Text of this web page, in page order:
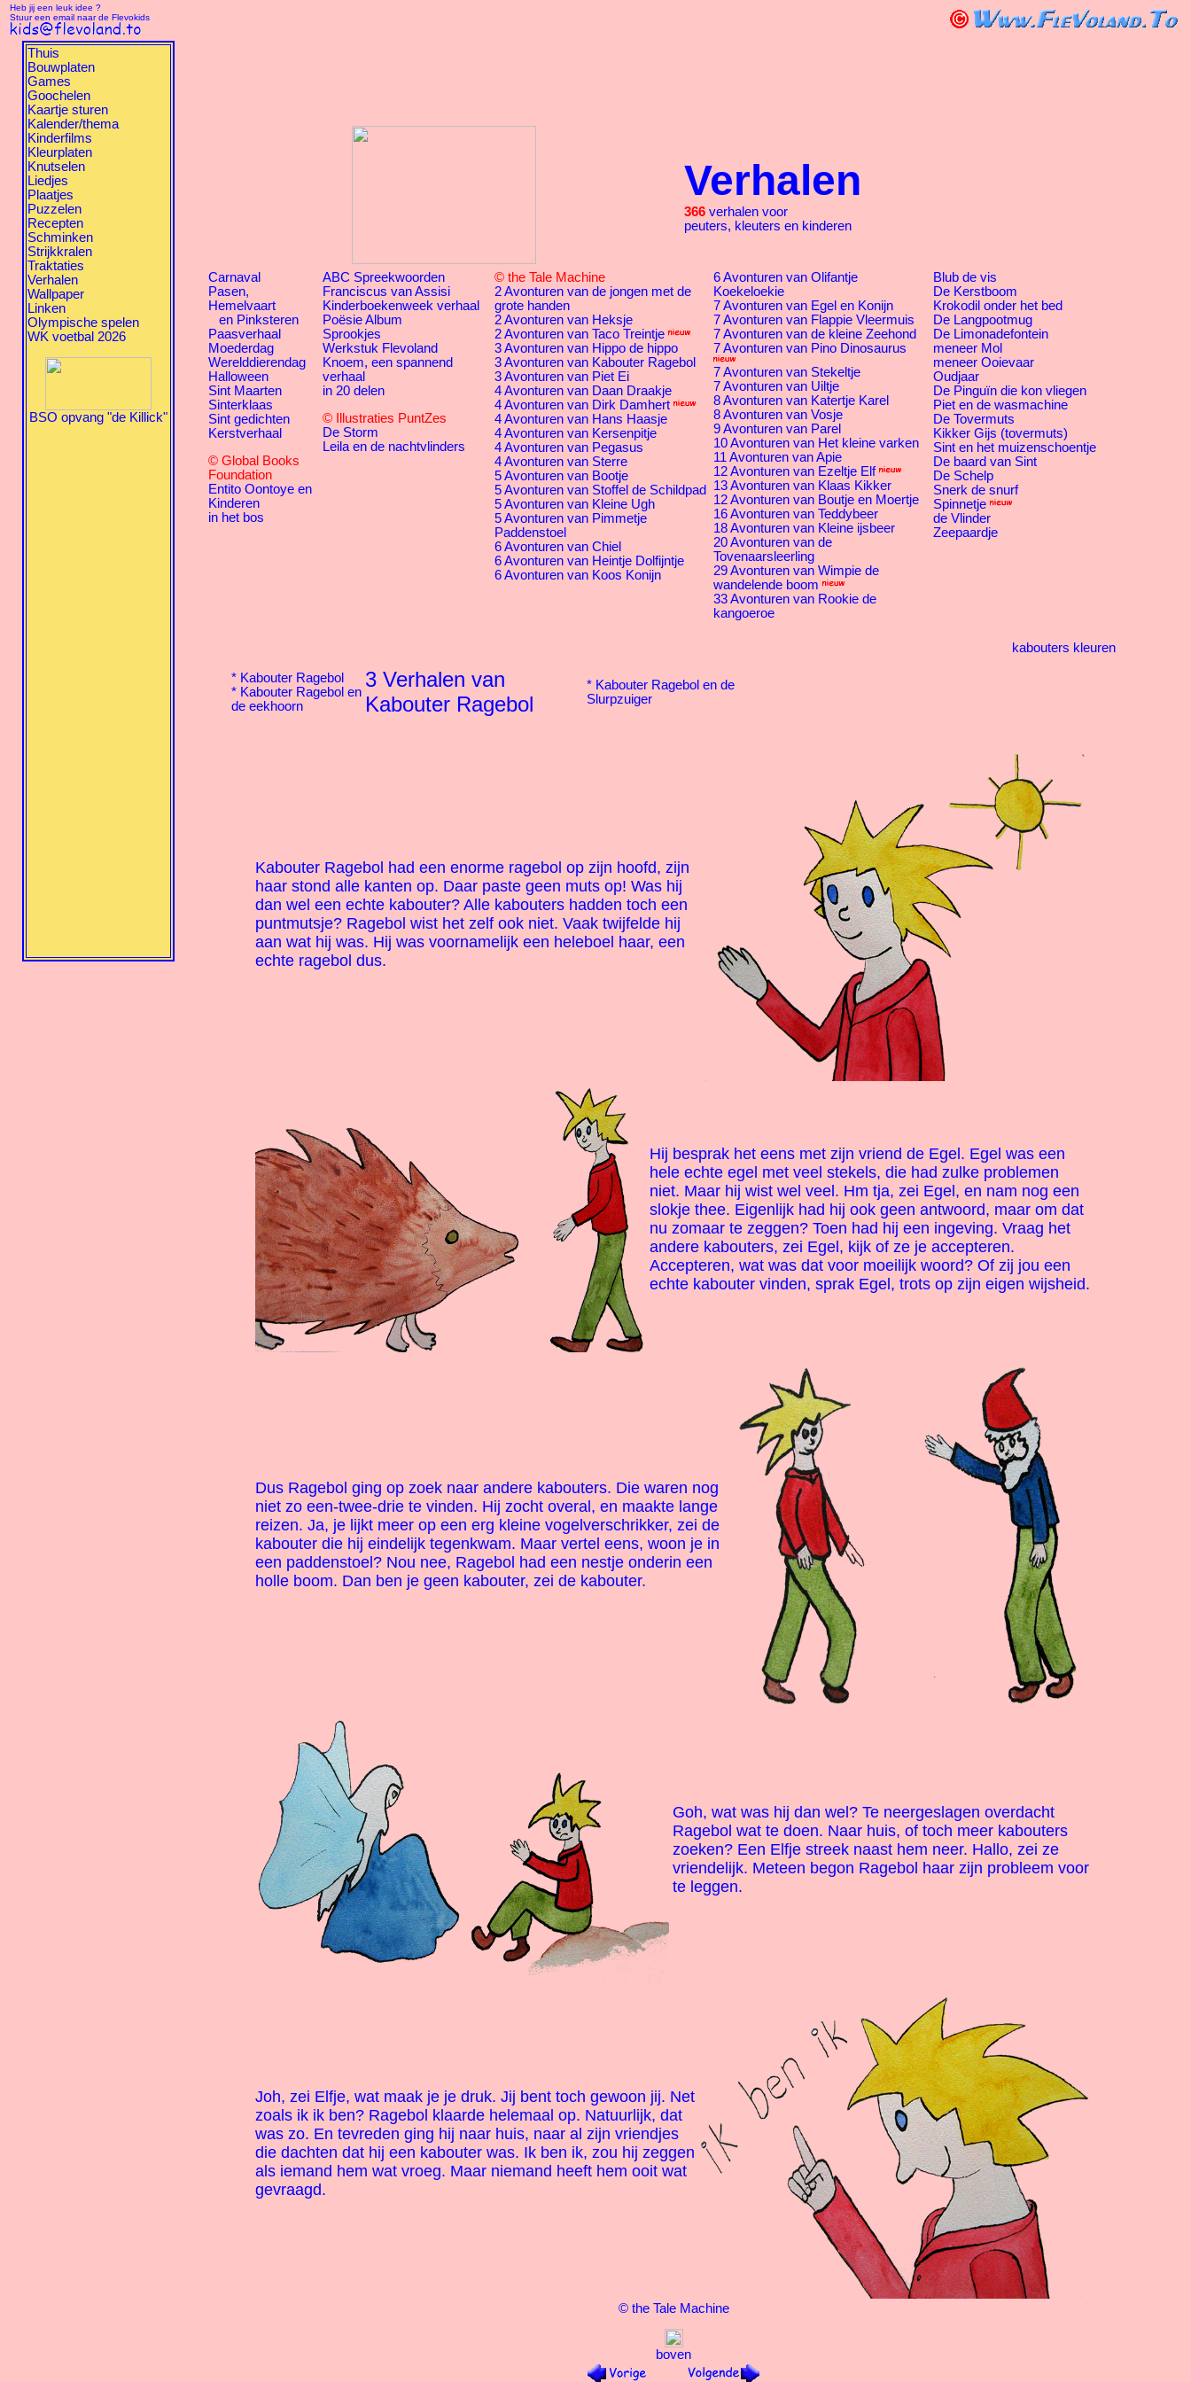
Heb jij een leuk idee ?
Stuur een email naar de Flevokids
Thuis
Bouwplaten
Games
Goochelen
Kaartje sturen
Kalender/thema
Kinderfilms
Kleurplaten
Knutselen
Liedjes
Plaatjes
Puzzelen
Recepten
Schminken
Strijkkralen
Traktaties
Verhalen
Wallpaper
Linken
Olympische spelen
WK voetbal 2026
BSO opvang "de Killick"
Verhalen
366 verhalen voor
peuters, kleuters en kinderen
Carnaval
Pasen,
Hemelvaart
en Pinksteren
Paasverhaal
Moederdag
Werelddierendag
Halloween
Sint Maarten
Sinterklaas
Sint gedichten
Kerstverhaal
© Global Books
Foundation
Entito Oontoye en
Kinderen
in het bos
ABC Spreekwoorden
Franciscus van Assisi
Kinderboekenweek verhaal
Poësie Album
Sprookjes
Werkstuk Flevoland
Knoem, een spannend
verhaal
in 20 delen
© Illustraties PuntZes
De Storm
Leila en de nachtvlinders
© the Tale Machine
2 Avonturen van de jongen met de
grote handen
2 Avonturen van Heksje
2 Avonturen van Taco Treintje
3 Avonturen van Hippo de hippo
3 Avonturen van Kabouter Ragebol
3 Avonturen van Piet Ei
4 Avonturen van Daan Draakje
4 Avonturen van Dirk Damhert
4 Avonturen van Hans Haasje
4 Avonturen van Kersenpitje
4 Avonturen van Pegasus
4 Avonturen van Sterre
5 Avonturen van Bootje
5 Avonturen van Stoffel de Schildpad
5 Avonturen van Kleine Ugh
5 Avonturen van Pimmetje
Paddenstoel
6 Avonturen van Chiel
6 Avonturen van Heintje Dolfijntje
6 Avonturen van Koos Konijn
6 Avonturen van Olifantje
Koekeloekie
7 Avonturen van Egel en Konijn
7 Avonturen van Flappie Vleermuis
7 Avonturen van de kleine Zeehond
7 Avonturen van Pino Dinosaurus
7 Avonturen van Stekeltje
7 Avonturen van Uiltje
8 Avonturen van Katertje Karel
8 Avonturen van Vosje
9 Avonturen van Parel
10 Avonturen van Het kleine varken
11 Avonturen van Apie
12 Avonturen van Ezeltje Elf
13 Avonturen van Klaas Kikker
12 Avonturen van Boutje en Moertje
16 Avonturen van Teddybeer
18 Avonturen van Kleine ijsbeer
20 Avonturen van de
Tovenaarsleerling
29 Avonturen van Wimpie de
wandelende boom
33 Avonturen van Rookie de
kangoeroe
Blub de vis
De Kerstboom
Krokodil onder het bed
De Langpootmug
De Limonadefontein
meneer Mol
meneer Ooievaar
Oudjaar
De Pinguïn die kon vliegen
Piet en de wasmachine
De Tovermuts
Kikker Gijs (tovermuts)
Sint en het muizenschoentje
De baard van Sint
De Schelp
Snerk de snurf
Spinnetje
de Vlinder
Zeepaardje
* Kabouter Ragebol
* Kabouter Ragebol en
de eekhoorn
3 Verhalen van
Kabouter Ragebol
* Kabouter Ragebol en de
Slurpzuiger
kabouters kleuren
Kabouter Ragebol had een enorme ragebol op zijn hoofd, zijn
haar stond alle kanten op. Daar paste geen muts op! Was hij
dan wel een echte kabouter? Alle kabouters hadden toch een
puntmutsje? Ragebol wist het zelf ook niet. Vaak twijfelde hij
aan wat hij was. Hij was voornamelijk een heleboel haar, een
echte ragebol dus.
Hij besprak het eens met zijn vriend de Egel. Egel was een
hele echte egel met veel stekels, die had zulke problemen
niet. Maar hij wist wel veel. Hm tja, zei Egel, en nam nog een
slokje thee. Eigenlijk had hij ook geen antwoord, maar om dat
nu zomaar te zeggen? Toen had hij een ingeving. Vraag het
andere kabouters, zei Egel, kijk of ze je accepteren.
Accepteren, wat was dat voor moeilijk woord? Of zij jou een
echte kabouter vinden, sprak Egel, trots op zijn eigen wijsheid.
Dus Ragebol ging op zoek naar andere kabouters. Die waren nog
niet zo een-twee-drie te vinden. Hij zocht overal, en maakte lange
reizen. Ja, je lijkt meer op een erg kleine vogelverschrikker, zei de
kabouter die hij eindelijk tegenkwam. Maar vertel eens, woon je in
een paddenstoel? Nou nee, Ragebol had een nestje onderin een
holle boom. Dan ben je geen kabouter, zei de kabouter.
Goh, wat was hij dan wel? Te neergeslagen overdacht
Ragebol wat te doen. Naar huis, of toch meer kabouters
zoeken? Een Elfje streek naast hem neer. Hallo, zei ze
vriendelijk. Meteen begon Ragebol haar zijn probleem voor
te leggen.
Joh, zei Elfje, wat maak je je druk. Jij bent toch gewoon jij. Net
zoals ik ik ben? Ragebol klaarde helemaal op. Natuurlijk, dat
was zo. En tevreden ging hij naar huis, naar al zijn vriendjes
die dachten dat hij een kabouter was. Ik ben ik, zou hij zeggen
als iemand hem wat vroeg. Maar niemand heeft hem ooit wat
gevraagd.
© the Tale Machine
boven